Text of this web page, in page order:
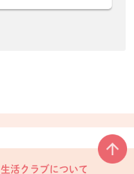
生活クラブについて